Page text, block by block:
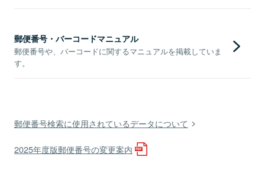
郵便番号・バーコードマニュアル
郵便番号や、バーコードに関するマニュアルを掲載していま
す。
郵便番号検索に使用されているデータについて
2025年度版郵便番号の変更案内